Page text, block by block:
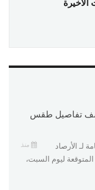
الأخيرة
تفاصيل طقس
منذ
لـ الأرصاد
ليوم السبت،